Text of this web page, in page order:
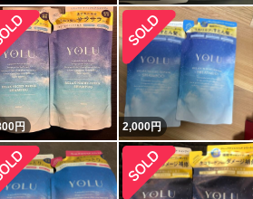
円 2,000円